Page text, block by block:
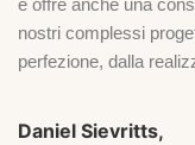
e offre anche una
nostri complessi
perfezione, dalla
Daniel Sievritts,